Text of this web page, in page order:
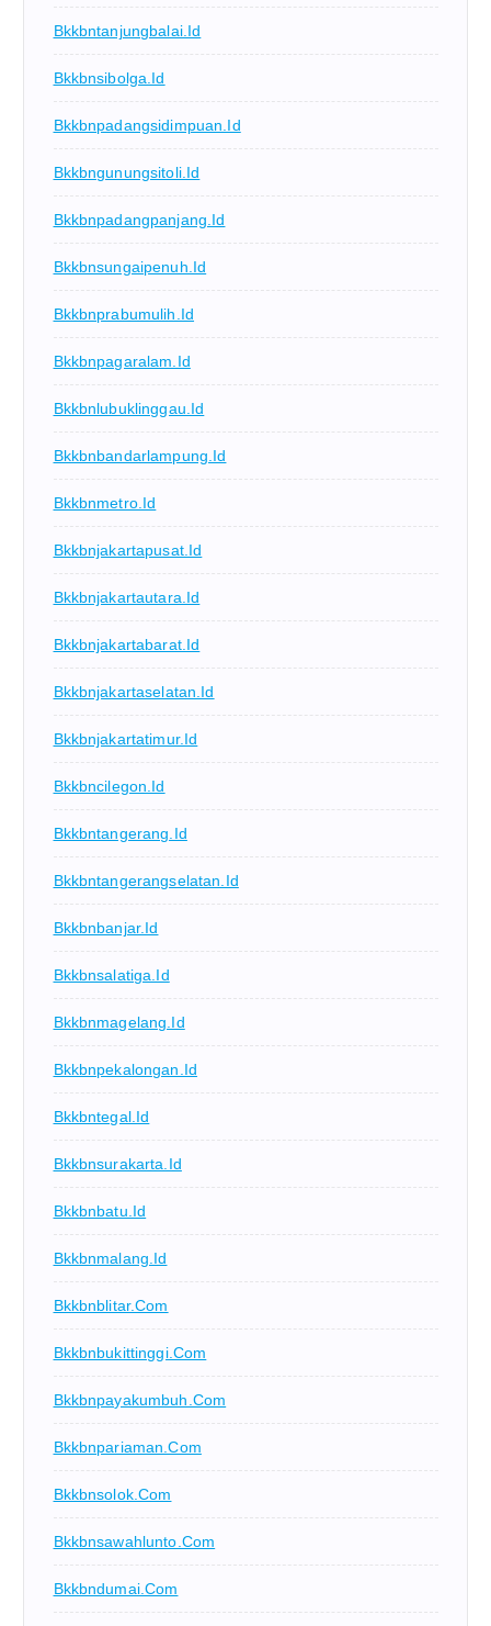
Bkkbntanjungbalai.id
Bkkbnsibolga.id
Bkkbnpadangsidimpuan.id
Bkkbngunungsitoli.id
Bkkbnpadangpanjang.id
Bkkbnsungaipenuh.id
Bkkbnprabumulih.id
Bkkbnpagaralam.id
Bkkbnlubuklinggau.id
Bkkbnbandarlampung.id
Bkkbnmetro.id
Bkkbnjakartapusat.id
Bkkbnjakartautara.id
Bkkbnjakartabarat.id
Bkkbnjakartaselatan.id
Bkkbnjakartatimur.id
Bkkbncilegon.id
Bkkbntangerang.id
Bkkbntangerangselatan.id
Bkkbnbanjar.id
Bkkbnsalatiga.id
Bkkbnmagelang.id
Bkkbnpekalongan.id
Bkkbntegal.id
Bkkbnsurakarta.id
Bkkbnbatu.id
Bkkbnmalang.id
Bkkbnblitar.com
Bkkbnbukittinggi.com
Bkkbnpayakumbuh.com
Bkkbnpariaman.com
Bkkbnsolok.com
Bkkbnsawahlunto.com
Bkkbndumai.com